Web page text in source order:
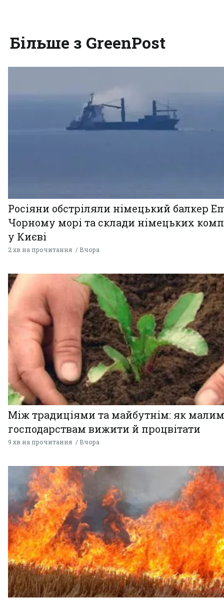
Більше з GreenPost
Росіяни обстріляли німецький балкер
Чорному морі та склади німецьких
у Києві
2 хв на прочитання Вчора
Між традиціями та майбутнім: як малим
господарствам вижити й процвітати
9 хв на прочитання Вчора